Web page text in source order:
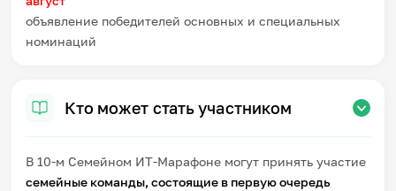
объявление победителейосновных и специальных
номинаций
Кто может стать участником
В 10-м Семейном ИТ-Марафоне могут принять участие
семейные команды, состоящие в первую очередь